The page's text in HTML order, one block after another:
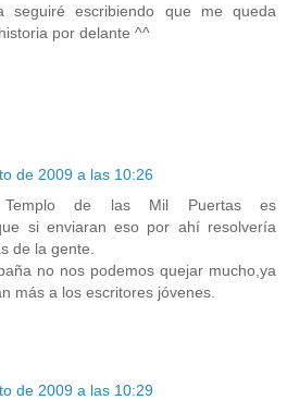
seguiré escribiendo que me queda
por delante ^^
de 2009 a las 10:26
de las Mil Puertas es
si enviaran eso por ahí resolvería
de la gente.
no nos podemos quejar mucho,ya
más a los escritores jóvenes.
de 2009 a las 10:29